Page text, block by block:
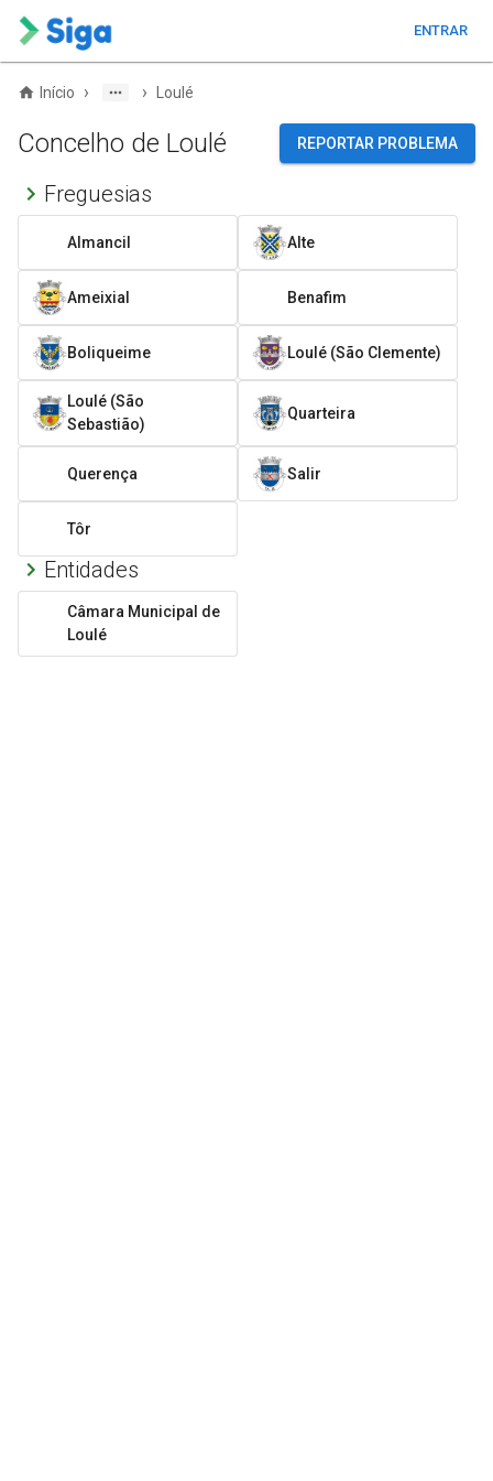
ENTRAR
Início › › Loulé
Concelho de Loulé REPORTAR PROBLEMA
Freguesias
Almancil Alte
Ameixial Benafim
Boliqueime Loulé (São Clemente)
Loulé (São
Sebastião)
Quarteira
Querença Salir
Tôr
Entidades
Câmara Municipal de
Loulé